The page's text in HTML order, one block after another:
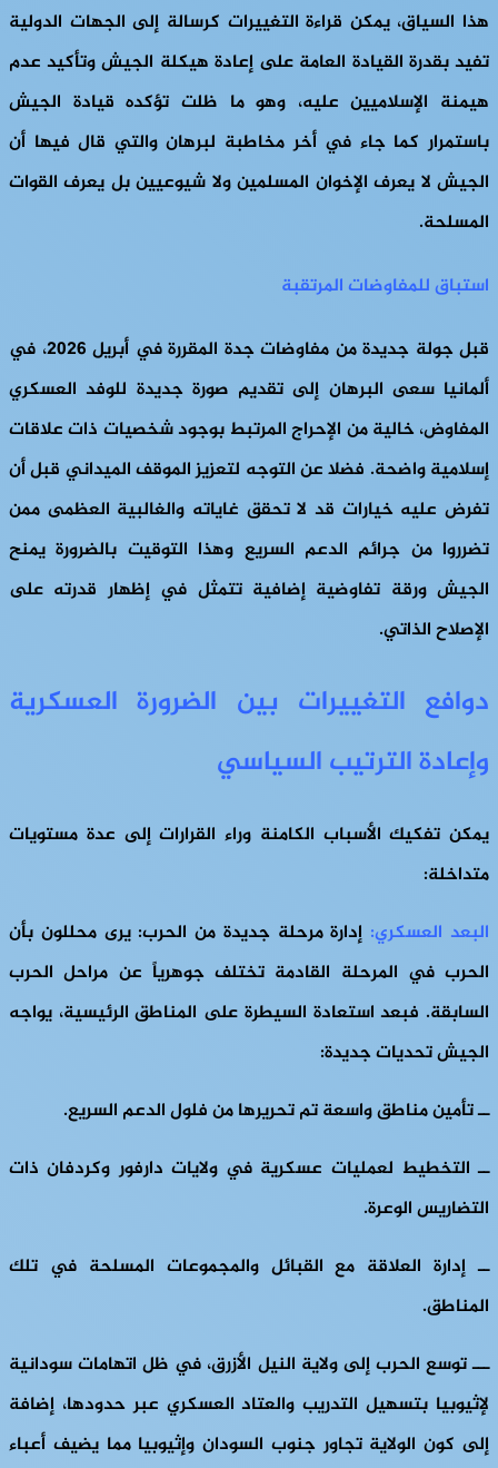
هذا السياق، يمكن قراءة التغييرات كرسالة إلى الجهات الدولية
تفيد بقدرة القيادة العامة على إعادة هيكلة الجيش وتأكيد عدم
هيمنة الإسلاميين عليه، وهو ما ظلت تؤكده قيادة الجيش
باستمرار كما جاء في أخر مخاطبة لبرهان والتي قال فيها أن
الجيش لا يعرف الإخوان المسلمين ولا شيوعيين بل يعرف القوات
المسلحة.
استباق للمفاوضات المرتقبة
قبل جولة جديدة من مفاوضات جدة المقررة في أبريل 2026، في
ألمانيا سعى البرهان إلى تقديم صورة جديدة للوفد العسكري
المفاوض، خالية من الإحراج المرتبط بوجود شخصيات ذات علاقات
إسلامية واضحة. فضلا عن التوجه لتعزيز الموقف الميداني قبل أن
تفرض عليه خيارات قد لا تحقق غاياته والغالبية العظمى ممن
تضرروا من جرائم الدعم السريع وهذا التوقيت بالضرورة يمنح
الجيش ورقة تفاوضية إضافية تتمثل في إظهار قدرته على
الإصلاح الذاتي.
دوافع التغييرات بين الضرورة العسكرية
وإعادة الترتيب السياسي
يمكن تفكيك الأسباب الكامنة وراء القرارات إلى عدة مستويات
متداخلة:
البعد العسكري: إدارة مرحلة جديدة من الحرب: يرى محللون بأن
الحرب في المرحلة القادمة تختلف جوهرياً عن مراحل الحرب
السابقة. فبعد استعادة السيطرة على المناطق الرئيسية، يواجه
الجيش تحديات جديدة:
ــ تأمين مناطق واسعة تم تحريرها من فلول الدعم السريع.
ــ التخطيط لعمليات عسكرية في ولايات دارفور وكردفان ذات
التضاريس الوعرة.
ــ إدارة العلاقة مع القبائل والمجموعات المسلحة في تلك
المناطق.
ـــ توسع الحرب إلى ولاية النيل الأزرق، في ظل اتهامات سودانية
لإثيوبيا بتسهيل التدريب والعتاد العسكري عبر حدودها، إضافة
إلى كون الولاية تجاور جنوب السودان وإثيوبيا مما يضيف أعباء